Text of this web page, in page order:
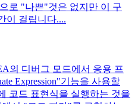
로 "나쁜"것은 없지만 이 구
이 걸립니다....
의 디버그 모드에서 응용 프
Expression"기능을 사용할
코드 표현식을 실행하는 것을